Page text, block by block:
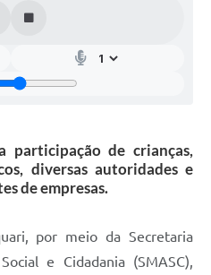
de crianças,
diversas autoridades e
de empresas.
por meio da Secretaria
e Cidadania (SMASC),